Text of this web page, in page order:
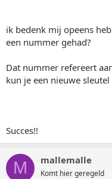
ik bedenk mij opeens
een nummer gehad?
Dat nummer refereert
kun je een nieuwe sleutel
Succes!!
M mallemalle
Komt hier geregeld